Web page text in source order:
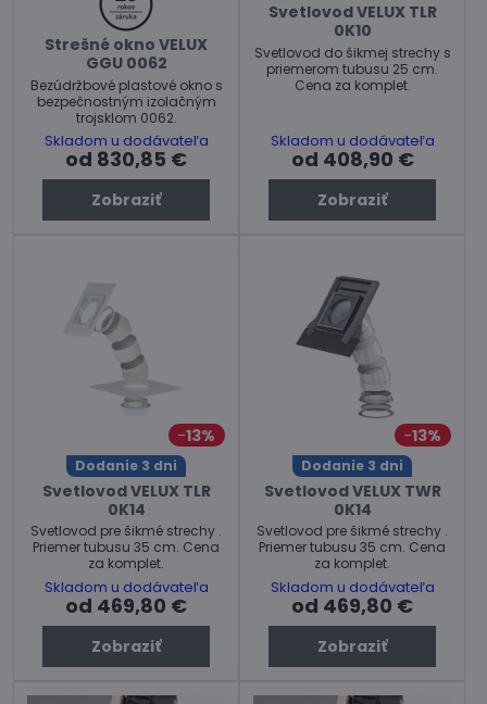
Strešné okno VELUX
GGU 0062
Bezúdržbové plastové okno s
bezpečnostným izolačným
trojsklom 0062.
Skladom u dodávateľa
od 830,85 €
Zobraziť
Svetlovod VELUX TLR
0K10
Svetlovod do šikmej strechy s
priemerom tubusu 25 cm.
Cena za komplet.
Skladom u dodávateľa
od 408,90 €
Zobraziť
13%
Dodanie 3 dni
Svetlovod VELUX TLR
0K14
Svetlovod pre šikmé strechy .
Priemer tubusu 35 cm. Cena
za komplet.
Skladom u dodávateľa
od 469,80 €
Zobraziť
13%
Dodanie 3 dni
Svetlovod VELUX TWR
0K14
Svetlovod pre šikmé strechy .
Priemer tubusu 35 cm. Cena
za komplet.
Skladom u dodávateľa
od 469,80 €
Zobraziť